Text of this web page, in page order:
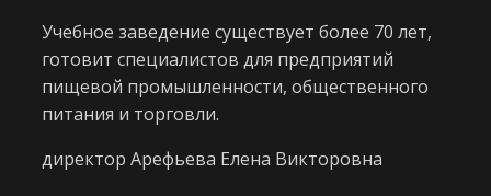
Учебное заведение существует более 70 лет,
готовит специалистов для предприятий
пищевой промышленности, общественного
питания и торговли.
директор Арефьева Елена Викторовна